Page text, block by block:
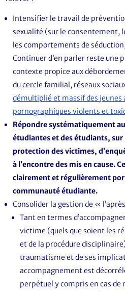
Intensifier le travail de
sexualité (sur le consentement,
les comportements de
Continuer d’en parler reste une
contexte propice aux
du cercle familial, réseaux
démultiplié et massif des jeunes
pornographiques violents et
Répondre systématiquement
étudiantes et des étudiants, sur
protection des victimes,
à l’encontre des mis en cause.
clairement et régulièrement
communauté étudiante.
Consolider la gestion de «
Tant en termes
victime (quels que soient les
et de la procédure
traumatisme et de ses
accompagnement est
perpétuel y compris en cas de